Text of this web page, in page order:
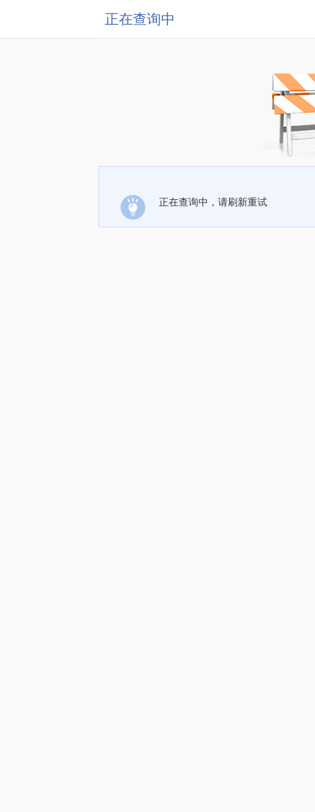
正在查询中
正在查询中，请刷新重试